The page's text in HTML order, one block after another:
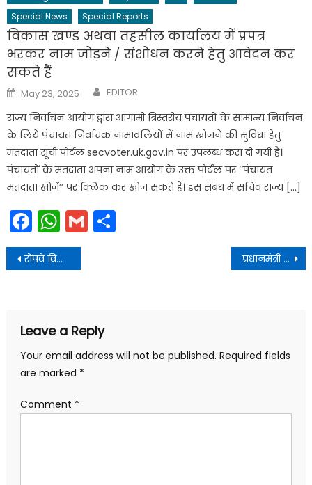
Special News
Special Reports
विकास खण्ड अथवा तहसील कार्यालय में प्रपत्र
भरकर नाम जोड़ने / संशोधन करने हेतु आवेदन कर
सकते हैं
Posted
on
May 23, 2025 Author
EDITOR
राज्य निर्वाचन आयोग द्वारा आगामी त्रिस्तरीय पंचायतों के सामान्य निर्वाचन
के लिये पंचायत निर्वाचक नामावलियों में नाम खोजने की सुविधा हेतु
मतदाता सूची पोर्टल secvoter.uk.gov.in पर उपलब्ध करा दी गयी है।
पंचायतों के मतदाता अपना नाम आयोग के उक्त पोर्टल पर ‘‘पंचायत
मतदाता खोजें’’ पर क्लिक कर खोज सकते हैं। इस संबंध में सचिव राज्य […]
Facebook
WhatsApp
Gmail
Post
navigation
रोपवे विकास के लिए केन्द्रीय मंत्रीमंडल द्वारा मंजूरी दिए जाने पर प्रधानमंत्री मोदी का आभार व्यक्त किया प्रधानमंत्री ने मुखवा से दिया शीतकालीन यात्रा का जोरदार संदेश
Leave a Reply
Your email address will not be published. Required fields
are marked *
Comment *